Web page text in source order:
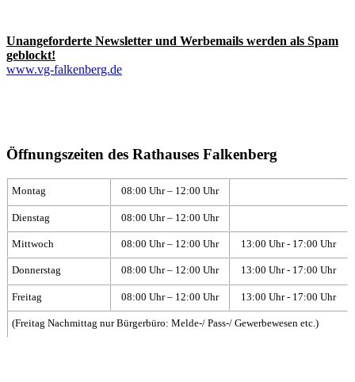
Unangeforderte Newsletter und Werbemails werden als Spam
geblockt!
www.vg-falkenberg.de
Öffnungszeiten des Rathauses Falkenberg
Montag 08:00 Uhr – 12:00 Uhr
Dienstag 08:00 Uhr – 12:00 Uhr
Mittwoch 08:00 Uhr – 12:00 Uhr 13:00 Uhr - 17:00 Uhr
Donnerstag 08:00 Uhr – 12:00 Uhr 13:00 Uhr - 17:00 Uhr
Freitag 08:00 Uhr – 12:00 Uhr 13:00 Uhr - 17:00 Uhr
(Freitag Nachmittag nur Bürgerbüro: Melde-/ Pass-/ Gewerbewesen etc.)